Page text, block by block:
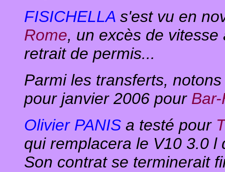
FISICHELLA s'est vu en
Rome, un excès de
retrait de permis...
Parmi les transferts,
pour janvier 2006 pour
Olivier PANIS a testé pour
qui remplacera le V10 3.0
Son contrat se terminerait